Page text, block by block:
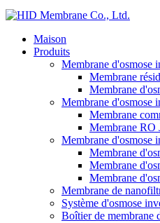
Maison
Produits
Membrane d'osmose
Membrane
Membrane
Membrane d'osmose
Membrane
Membrane RO
Membrane d'osmose
Membrane
Membrane
Membrane
Membrane de
Système d'osmose
Boîtier de membrane